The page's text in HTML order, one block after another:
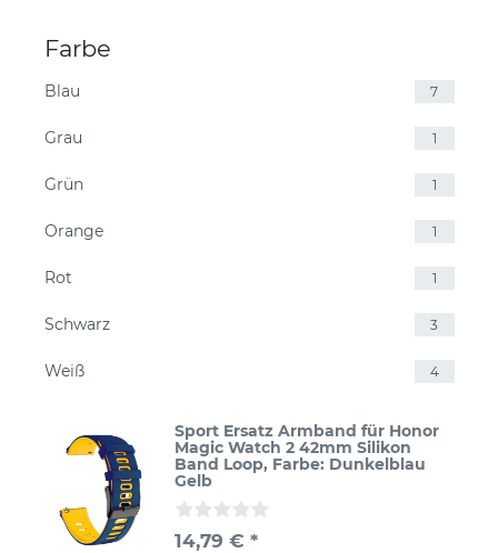
Farbe
Blau 7
Grau 1
Grün 1
Orange 1
Rot 1
Schwarz 3
Weiß 4
Sport Ersatz Armband für Honor
Magic Watch 2 42mm Silikon
Band Loop, Farbe: Dunkelblau
Gelb
14,79 € *